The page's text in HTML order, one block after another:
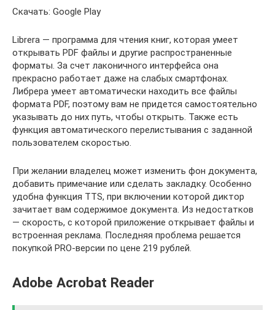
Скачать: Google Play
Librera — программа для чтения книг, которая умеет
открывать PDF файлы и другие распространенные
форматы. За счет лаконичного интерфейса она
прекрасно работает даже на слабых смартфонах.
Либрера умеет автоматически находить все файлы
формата PDF, поэтому вам не придется самостоятельно
указывать до них путь, чтобы открыть. Также есть
функция автоматического перелистывания с заданной
пользователем скоростью.
При желании владелец может изменить фон документа,
добавить примечание или сделать закладку. Особенно
удобна функция TTS, при включении которой диктор
зачитает вам содержимое документа. Из недостатков
— скорость, с которой приложение открывает файлы и
встроенная реклама. Последняя проблема решается
покупкой PRO-версии по цене 219 рублей.
Adobe Acrobat Reader